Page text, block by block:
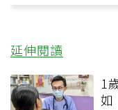
延伸閱讀
1
如